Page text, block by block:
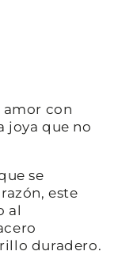
amor con
joya que no
se
este
al
duradero.